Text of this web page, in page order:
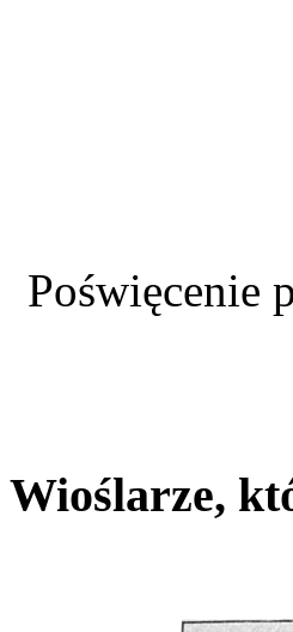
Poświęcenie
Wioślarze,